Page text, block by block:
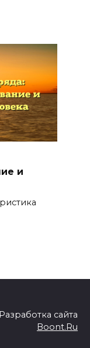
и
Разработка сайта
Boont.Ru